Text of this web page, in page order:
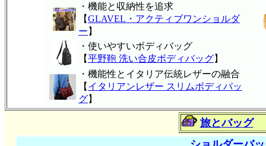
・機能と収納性を追求
【GLAVEL・アクティブワンショルダ
ー 】
・使いやすいボディバッグ
【平野鞄 洗い合皮ボディバッグ】
・機能性とイタリア伝統レザーの融合
【 イタリアンレザー スリムボディバッ
グ】
旅とバッグ